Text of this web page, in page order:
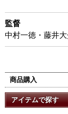
監督
中村一徳・藤井
商品購入
アイテムで探す